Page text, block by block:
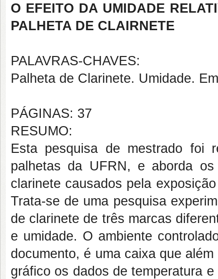
O EFEITO DA UMIDADE
PALHETA DE CLAIRNETE
PALAVRAS-CHAVES:
Palheta de Clarinete. Umidade.
PÁGINAS: 37
RESUMO:
Esta pesquisa de mestrado foi
palhetas da UFRN, e aborda
clarinete causados pela
Trata-se de uma pesquisa
de clarinete de três marcas
e umidade. O ambiente
documento, é uma caixa que
gráfico os dados de temperatura